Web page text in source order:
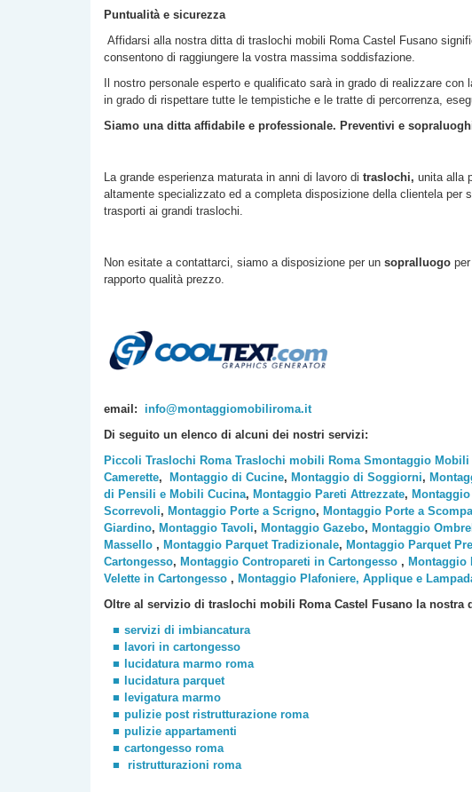
Puntualità e sicurezza
Affidarsi alla nostra ditta di traslochi mobili Roma Castel Fusano
consentono di raggiungere la vostra massima soddisfazione.
Il nostro personale esperto e qualificato sarà in grado di realizzare
in grado di rispettare tutte le tempistiche e le tratte di percorrenza,
Siamo una ditta affidabile e professionale. Preventivi e
La grande esperienza maturata in anni di lavoro di traslochi, unita alla
altamente specializzato ed a completa disposizione della clientela
trasporti ai grandi traslochi.
Non esitate a contattarci, siamo a disposizione per un sopralluogo
rapporto qualità prezzo.
email: info@montaggiomobiliroma.it
Di seguito un elenco di alcuni dei nostri servizi:
Piccoli Traslochi Roma Traslochi mobili Roma Smontaggio
Camerette, Montaggio di Cucine, Montaggio di Soggiorni,
di Pensili e Mobili Cucina, Montaggio Pareti Attrezzate,
Scorrevoli, Montaggio Porte a Scrigno, Montaggio Porte a
Giardino, Montaggio Tavoli, Montaggio Gazebo, Montaggio
Massello , Montaggio Parquet Tradizionale, Montaggio Parquet
Cartongesso, Montaggio Contropareti in Cartongesso , Montaggio
Velette in Cartongesso , Montaggio Plafoniere, Applique e
Oltre al servizio di traslochi mobili Roma Castel Fusano la nostra
servizi di imbiancatura
lavori in cartongesso
lucidatura marmo roma
lucidatura parquet
levigatura marmo
pulizie post ristrutturazione roma
pulizie appartamenti
cartongesso roma
ristrutturazioni roma